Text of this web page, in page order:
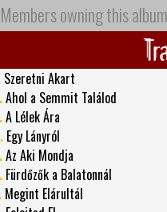
Members owning this album
Szeretni Akart
Ahol a Semmit Találod
A Lélek Ára
Egy Lányról
Az Aki Mondja
Fürdőzők a Balatonnál
Megint Elárultál